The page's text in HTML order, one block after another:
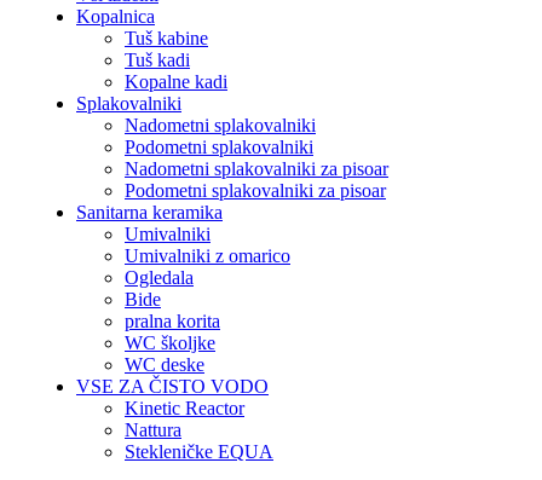
Kopalnica
Tuš kabine
Tuš kadi
Kopalne kadi
Splakovalniki
Nadometni splakovalniki
Podometni splakovalniki
Nadometni splakovalniki za pisoar
Podometni splakovalniki za pisoar
Sanitarna keramika
Umivalniki
Umivalniki z omarico
Ogledala
Bide
pralna korita
WC školjke
WC deske
VSE ZA ČISTO VODO
Kinetic Reactor
Nattura
Stekleničke EQUA